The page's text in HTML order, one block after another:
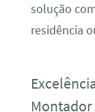
solução
residência
Montador